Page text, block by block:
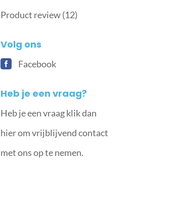
Product review(12)
Volg ons
Facebook
Heb je een vraag?
Heb je een vraag klik dan
hier om vrijblijvend contact
met ons op te nemen.